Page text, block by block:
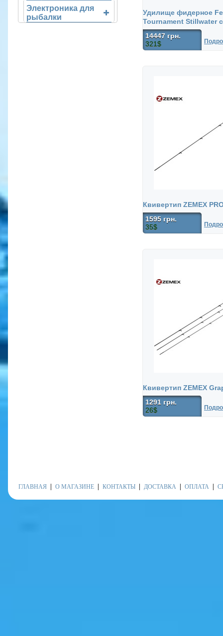
Электроника для
рыбалки
Удилище фидерное
Tournament Stillwater
14447 грн.
321$
Квивертип ZEMEX
1595 грн.
35$
Квивертип ZEMEX
1291 грн.
26$
ГЛАВНАЯ О МАГАЗИНЕ КОНТАКТЫ ДОСТАВКА ОПЛАТА